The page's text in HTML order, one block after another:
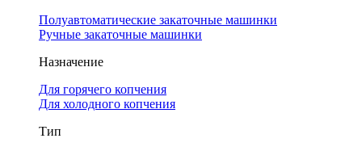
Полуавтоматические закаточные машинки
Ручные закаточные машинки
Назначение
Для горячего копчения
Для холодного копчения
Тип